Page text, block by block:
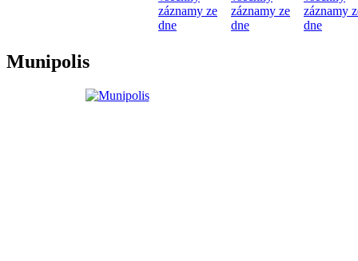
záznamy ze
dne
záznamy ze
dne
záznamy
dne
Munipolis